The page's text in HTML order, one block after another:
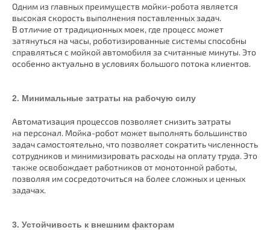
Одним из главных преимуществ мойки-робота является
высокая скорость выполнения поставленных задач.
В отличие от традиционных моек, где процесс может
затянуться на часы, роботизированные системы способны
справляться с мойкой автомобиля за считанные минуты. Это
особенно актуально в условиях большого потока клиентов.
2. Минимальные затраты на рабочую силу
Автоматизация процессов позволяет снизить затраты
на персонал. Мойка-робот может выполнять большинство
задач самостоятельно, что позволяет сократить численность
сотрудников и минимизировать расходы на оплату труда. Это
также освобождает работников от монотонной работы,
позволяя им сосредоточиться на более сложных и ценных
задачах.
3. Устойчивость к внешним факторам